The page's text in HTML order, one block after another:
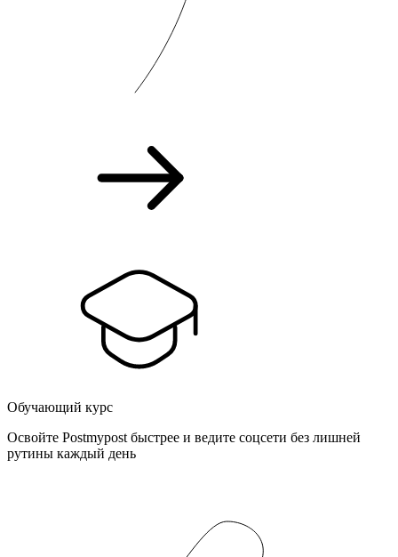
Обучающий курс
Освойте Postmypost быстрее и ведите соцсети без лишней
рутины каждый день